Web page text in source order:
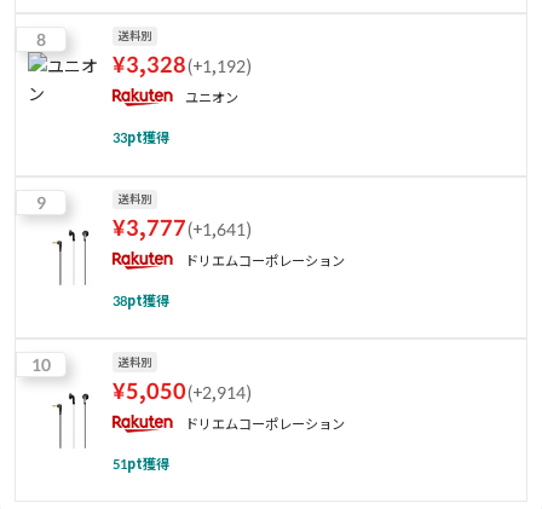
8 送料別
¥3,328(+1,192)
ユニオン
33pt獲得
9 送料別
¥3,777(+1,641)
ドリエムコーポレーション
38pt獲得
10 送料別
¥5,050(+2,914)
ドリエムコーポレーション
51pt獲得